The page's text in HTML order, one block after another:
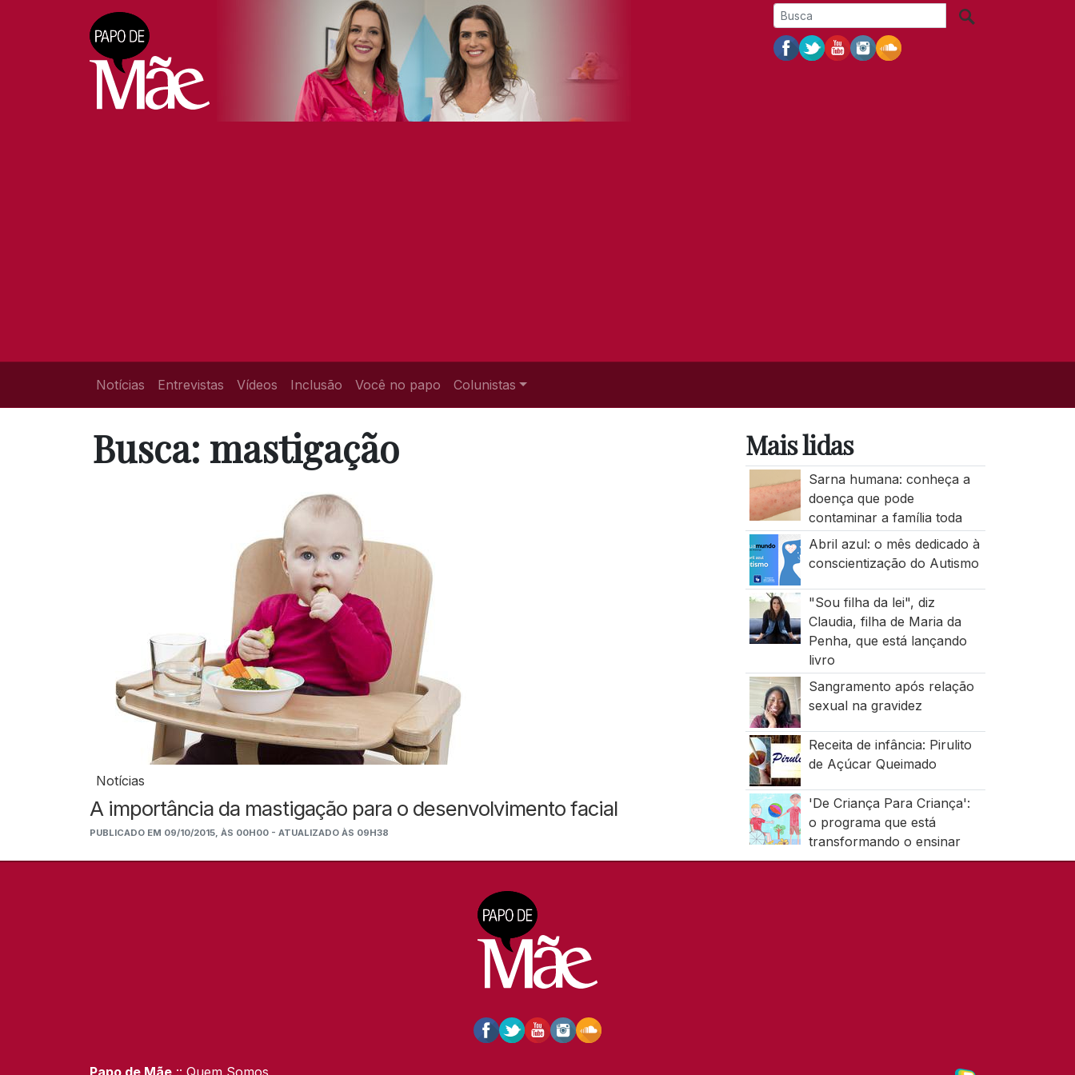
Notícias Entrevistas Vídeos Inclusão Você no papo Colunistas
Busca: mastigação
Notícias
A importância da mastigação para o desenvolvimento facial
PUBLICADO EM 09/10/2015, ÀS 00H00 - ATUALIZADO ÀS 09H38
Mais lidas
Sarna humana: conheça a
doença que pode
contaminar a família toda
Abril azul: o mês dedicado à
conscientização do Autismo
"Sou filha da lei", diz
Claudia, filha de Maria da
Penha, que está lançando
livro
Sangramento após relação
sexual na gravidez
Receita de infância: Pirulito
de Açúcar Queimado
'De Criança Para Criança':
o programa que está
transformando o ensinar
Papo de Mãe :: Quem Somos